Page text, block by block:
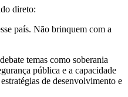
direto:
país. Não brinquem com a
temas como soberania
pública e a capacidade
de desenvolvimento e